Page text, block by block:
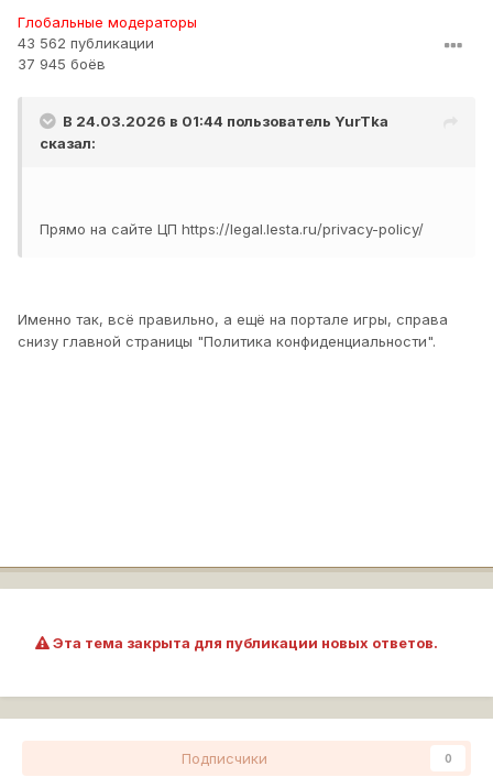
Глобальные модераторы
43 562 публикации
37 945 боёв
В 24.03.2026 в 01:44 пользователь YurTka
сказал:
Прямо на сайте ЦП https://legal.lesta.ru/privacy-policy/
Именно так, всё правильно, а ещё на портале игры, справа
снизу главной страницы "Политика конфиденциальности".
Эта тема закрыта для публикации новых ответов.
Подписчики 0